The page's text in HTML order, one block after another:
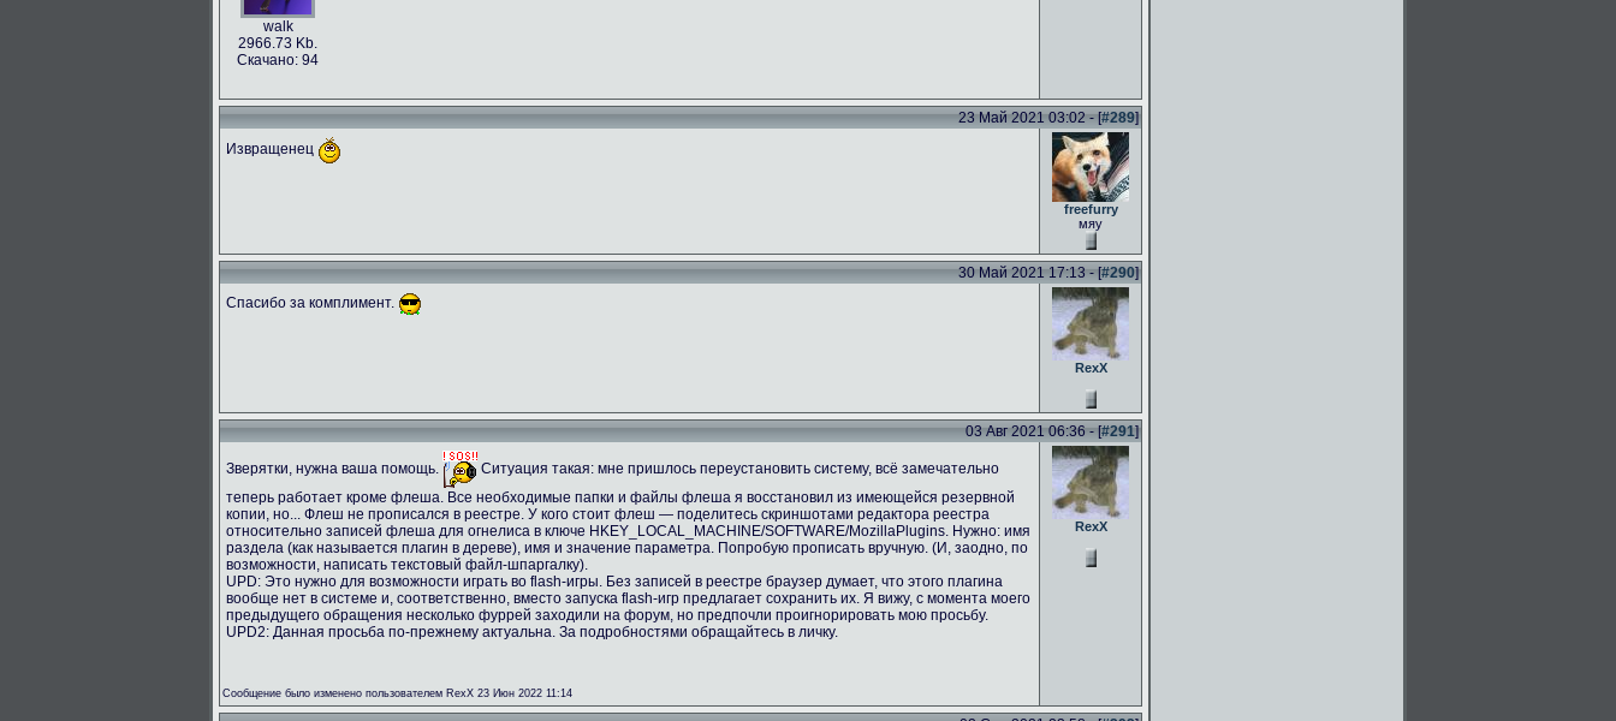
walk
2966.73 Kb.
Скачано: 94
23 Май 2021 03:02 - [#289]
Извращенец
freefurry
мяу
30 Май 2021 17:13 - [#290]
Спасибо за комплимент.
RexX
03 Авг 2021 06:36 - [#291]
Зверятки, нужна ваша помощь.
Ситуация такая: мне пришлось переустановить систему, всё замечательно
теперь работает кроме флеша. Все необходимые папки и файлы флеша я восстановил из имеющейся резервной
копии, но... Флеш не прописался в реестре. У кого стоит флеш — поделитесь скриншотами редактора реестра
относительно записей флеша для огнелиса в ключе HKEY_LOCAL_MACHINE/SOFTWARE/MozillaPlugins. Нужно: имя
раздела (как называется плагин в дереве), имя и значение параметра. Попробую прописать вручную. (И, заодно, по
возможности, написать текстовый файл-шпаргалку).
UPD: Это нужно для возможности играть во flash-игры. Без записей в реестре браузер думает, что этого плагина
вообще нет в системе и, соответственно, вместо запуска flash-игр предлагает сохранить их. Я вижу, с момента моего
предыдущего обращения несколько фуррей заходили на форум, но предпочли проигнорировать мою просьбу.
UPD2: Данная просьба по-прежнему актуальна. За подробностями обращайтесь в личку.
Сообщение было изменено пользователем RexX 23 Июн 2022 11:14
RexX